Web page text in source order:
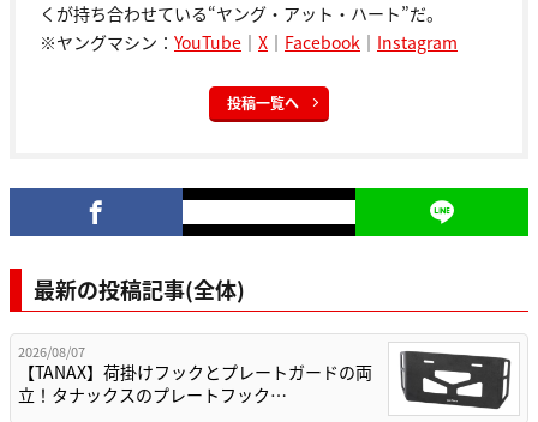
くが持ち合わせている“ヤング・アット・ハート”だ。
※ヤングマシン： YouTube ｜ X ｜ Facebook ｜ Instagram
投稿一覧へ
最新の投稿記事(全体)
2026/08/07
【TANAX】荷掛けフックとプレートガードの両
立！タナックスのプレートフック…